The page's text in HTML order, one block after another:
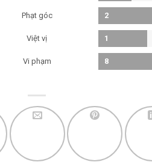
Phạt góc 2
Việt vị 1
Vi phạm 8